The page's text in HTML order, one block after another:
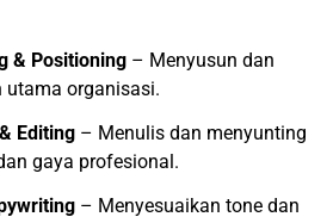
& Positioning – Menyusun dan
utama organisasi.
Editing – Menulis dan menyunting
gaya profesional.
– Menyesuaikan tone dan